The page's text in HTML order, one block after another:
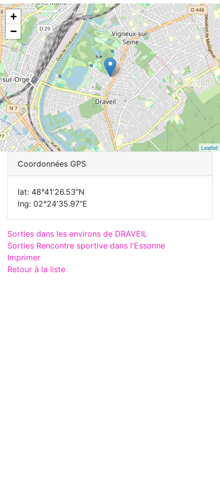
+
−
Leaflet
Coordonnées GPS
lat: 48°41'26.53"N
lng: 02°24'35.97"E
Sorties dans les environs de DRAVEIL
Sorties Rencontre sportive dans l'Essonne
Imprimer
Retour à la liste